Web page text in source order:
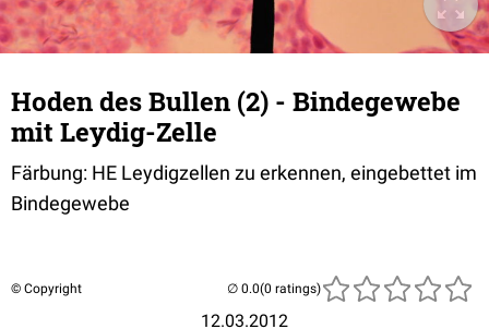
Hoden des Bullen (2) - Bindegewebe
mit Leydig-Zelle
Färbung: HE Leydigzellen zu erkennen, eingebettet im
Bindegewebe
© Copyright
12.03.2012
(0 ratings)